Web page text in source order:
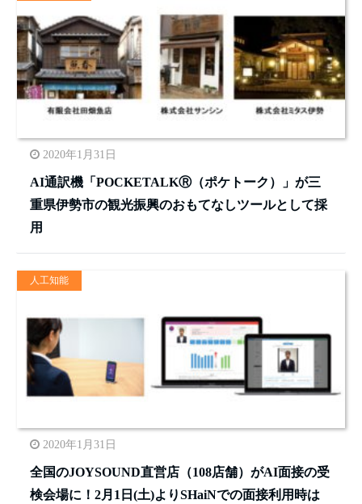
2020年1月31日
AI通訳機「POCKETALKⓇ（ポケトーク）」が三
重県伊勢市の観光振興のおもてなしツールとして採
用
人工知能
2020年1月31日
全国のJOYSOUND直営店（108店舗）がAI面接の受
検会場に！2月1日(土)よりSHaiNでの面接利用時は